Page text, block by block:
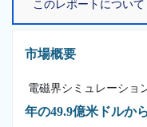
市場概要
電磁界シミュレーショ
年の49.9億米ドルか